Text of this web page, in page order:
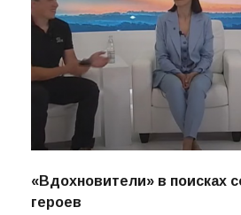
«Вдохновители» в поисках
героев